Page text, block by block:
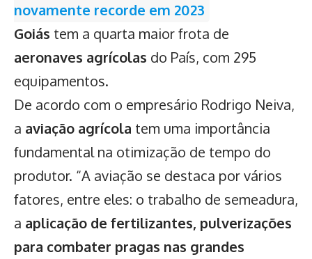
novamente recorde em 2023
Goiás tem a quarta maior frota de
aeronaves agrícolas do País, com 295
equipamentos.
De acordo com o empresário Rodrigo Neiva,
a aviação agrícola tem uma importância
fundamental na otimização de tempo do
produtor. “A aviação se destaca por vários
fatores, entre eles: o trabalho de semeadura,
a aplicação de fertilizantes, pulverizações
para combater pragas nas grandes